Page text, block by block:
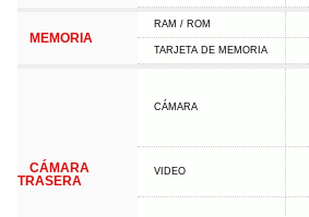
MEMORIA
RAM / ROM
TARJETA DE MEMORIA
CÁMARA
TRASERA
CÁMARA
VIDEO